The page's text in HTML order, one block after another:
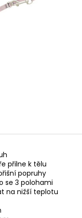
přilne k tělu
popruhy
se 3 polohami
na nižší teplotu
30ML